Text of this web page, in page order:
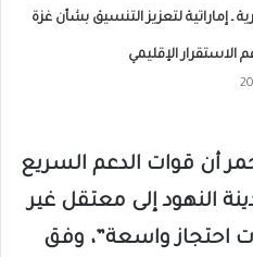
ـ إماراتية لتعزيز التنسيق بشأن غزة
الاستقرار الإقليمي
أن قوات الدعم السريع
النهود إلى معتقل غير
احتجاز واسعة”، وفق